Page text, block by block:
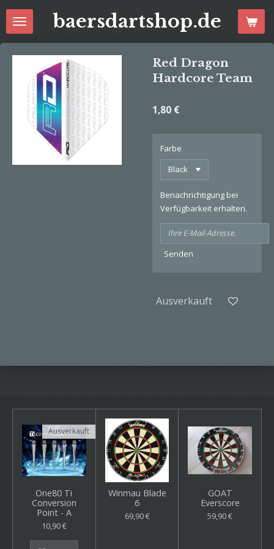
Zum
Hauptinhalt
baersdartshop.de
Red Dragon
Hardcore Team
1,80 €
Farbe
Benachrichtigung bei
Verfügbarkeit erhalten.
Senden
Ausverkauft
Ausverkauft
One80 Ti
Conversion
Point - A
10,90 €
Winmau Blade
6
69,90 €
GOAT
Everscore
59,90 €